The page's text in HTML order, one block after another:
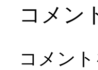
コメン
コメン